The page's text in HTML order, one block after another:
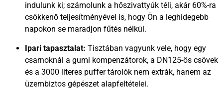
indulunk ki; számolunk a hőszivattyúk téli, akár 60%-ra
csökkenő teljesítményével is, hogy Ön a leghidegebb
napokon se maradjon fűtés nélkül.
Ipari tapasztalat: Tisztában vagyunk vele, hogy egy
csarnoknál a gumi kompenzátorok, a DN125-ös csövek
és a 3000 literes puffer tárolók nem extrák, hanem az
üzembiztos gépészet alapfeltételei.